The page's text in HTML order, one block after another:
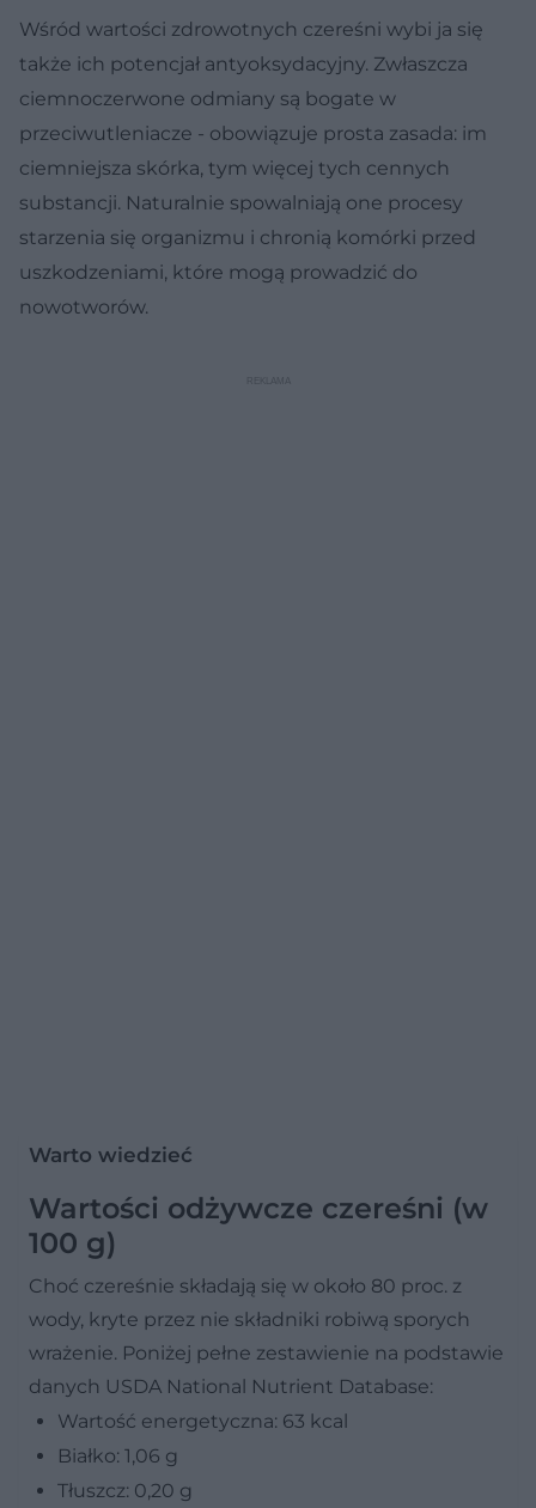
Wśród wartości zdrowotnych czereśni wybi ja się
także ich potencjał antyoksydacyjny. Zwłaszcza
ciemnoczerwone odmiany są bogate w
przeciwutleniacze - obowiązuje prosta zasada: im
ciemniejsza skórka, tym więcej tych cennych
substancji. Naturalnie spowalniają one procesy
starzenia się organizmu i chronią komórki przed
uszkodzeniami, które mogą prowadzić do
nowotworów.
Warto wiedzieć
Wartości odżywcze czereśni (w
100 g)
Choć czereśnie składają się w około 80 proc. z
wody, kryte przez nie składniki robiwą sporych
wrażenie. Poniżej pełne zestawienie na podstawie
danych USDA National Nutrient Database:
Wartość energetyczna: 63 kcal
Białko: 1,06 g
Tłuszcz: 0,20 g